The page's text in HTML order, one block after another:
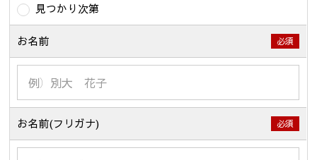
見つかり次第
お名前 必須
お名前(フリガナ) 必須